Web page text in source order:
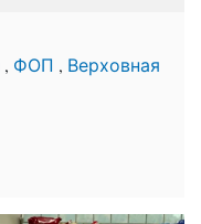
, ФОП , Верховная